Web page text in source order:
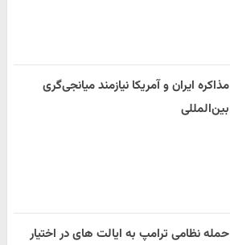
مذاکره ایران و آمریکا نیازمند میانجی‌گری
بین‌المللی
حمله نظامی ترامپ به ایالت های در اختیار